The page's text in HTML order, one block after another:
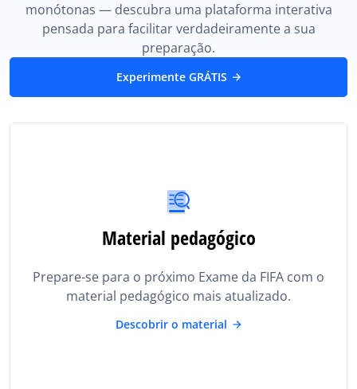
monótonas — descubra uma plataforma interativa
pensada para facilitar verdadeiramente a sua
preparação.
Experimente GRÁTIS
Material pedagógico
Prepare-se para o próximo Exame da FIFA com o
material pedagógico mais atualizado.
Descobrir o material